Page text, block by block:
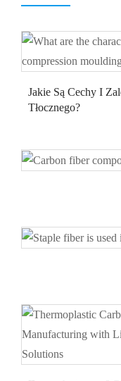
Jakie Są Cechy I
Tłocznego?